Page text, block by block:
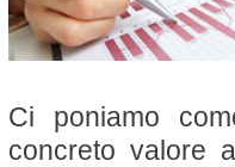
Ci poniamo
concreto valore